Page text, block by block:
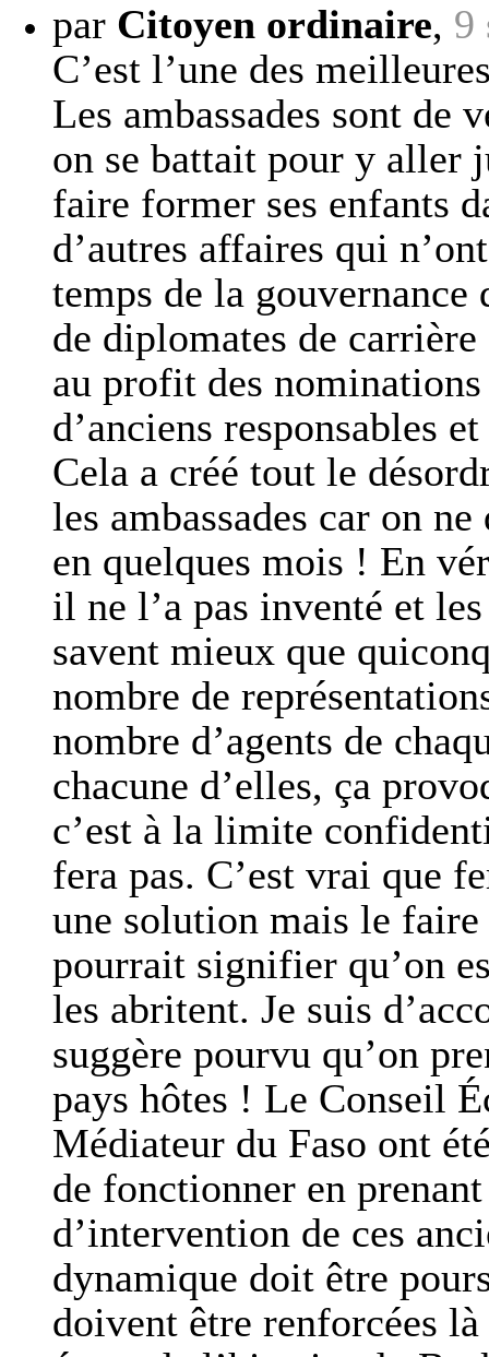
par Citoyen ordinaire, 9
C’est l’une des
Les ambassades sont de
on se battait pour y aller
faire former ses enfants
d’autres affaires qui
temps de la
de diplomates de
au profit des
d’anciens responsables
Cela a créé tout le
les ambassades car on
en quelques mois ! En
il ne l’a pas inventé et
savent mieux que
nombre de
nombre d’agents de
chacune d’elles, ça
c’est à la limite
fera pas. C’est vrai que
une solution mais le faire
pourrait signifier qu’on
les abritent. Je suis
suggère pourvu qu’on
pays hôtes ! Le Conseil
Médiateur du Faso ont
de fonctionner en
d’intervention de ces
dynamique doit être
doivent être renforcées